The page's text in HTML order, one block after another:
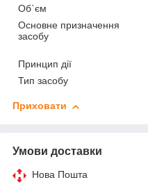
Об`єм
Основне призначення
засобу
Принцип дії
Тип засобу
Приховати
Умови доставки
Нова Пошта